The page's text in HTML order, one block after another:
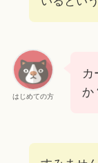
はじめての方
カ
か